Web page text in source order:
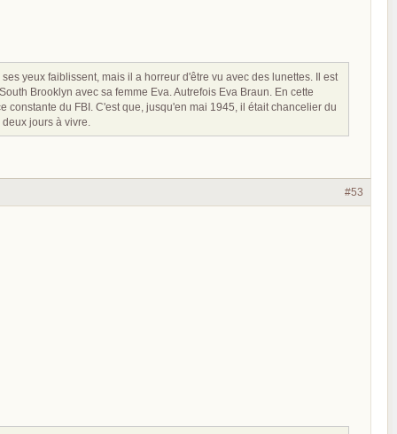
yeux faiblissent, mais il a horreur d'être vu avec des lunettes. Il est
Brooklyn avec sa femme Eva. Autrefois Eva Braun. En cette
du FBI. C'est que, jusqu'en mai 1945, il était chancelier du
jours à vivre.
#53